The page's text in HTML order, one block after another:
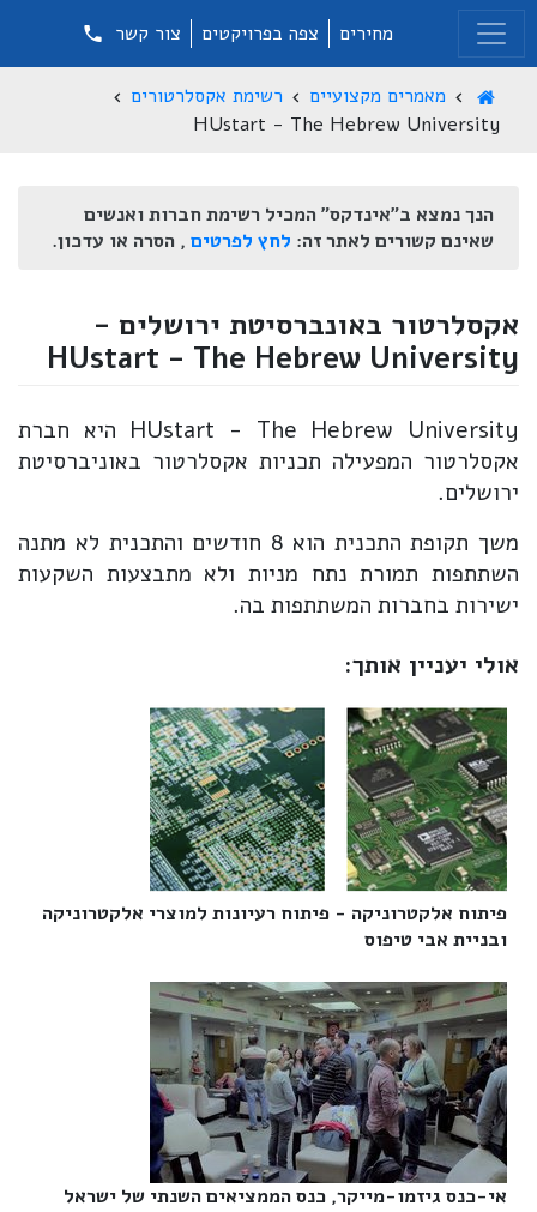
מחירים צפה בפרויקטים צור קשר
מאמרים מקצועיים
רשימת אקסלרטורים
HUstart - The Hebrew University
הנך נמצא ב"אינדקס" המכיל רשימת חברות ואנשים
שאינם קשורים לאתר זה: לחץ לפרטים , הסרה או עדכון.
אקסלרטור באונברסיטת ירושלים -
HUstart - The Hebrew University
HUstart - The Hebrew University היא חברת
אקסלרטור המפעילה תכניות אקסלרטור באוניברסיטת
ירושלים.
משך תקופת התכנית הוא 8 חודשים והתכנית לא מתנה
השתתפות תמורת נתח מניות ולא מתבצעות השקעות
ישירות בחברות המשתתפות בה.
אולי יעניין אותך:
פיתוח אלקטרוניקה - פיתוח רעיונות למוצרי אלקטרוניקה
ובניית אבי טיפוס‎
אי-כנס גיזמו-מייקר, כנס הממציאים השנתי של ישראל‎